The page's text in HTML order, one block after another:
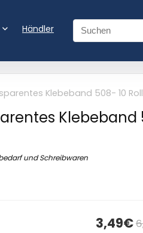
Händler
Klebeband 508- 10
Klebeband
und Schreibwaren
3,49€